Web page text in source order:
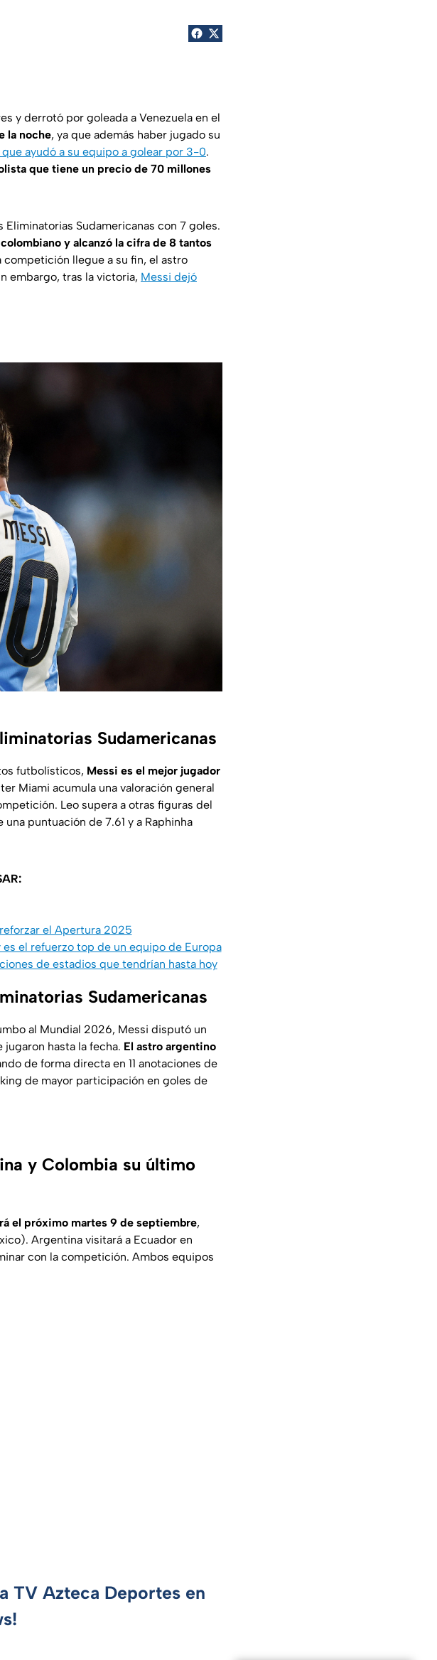
y derrotó por goleada a Venezuela en el
la noche, ya que además haber jugado su
ayudó a su equipo a golear por 3-0.
que tiene un precio de 70 millones
Sudamericanas con 7 goles.
y alcanzó la cifra de 8 tantos
competición llegue a su fin, el astro
embargo, tras la victoria, Messi dejó
Sudamericanas
futbolísticos, Messi es el mejor jugador
Miami acumula una valoración general
Leo supera a otras figuras del
puntuación de 7.61 y a Raphinha
el Apertura 2025
el refuerzo top de un equipo de Europa
de estadios que tendrían hasta hoy
Sudamericanas
al Mundial 2026, Messi disputó un
hasta la fecha. El astro argentino
de forma directa en 11 anotaciones de
de mayor participación en goles de
y Colombia su último
el próximo martes 9 de septiembre,
Argentina visitará a Ecuador en
con la competición. Ambos equipos
TV Azteca Deportes en